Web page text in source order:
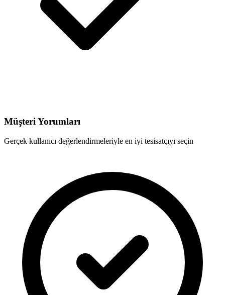
Müşteri Yorumları
Gerçek kullanıcı değerlendirmeleriyle en iyi tesisatçıyı seçin